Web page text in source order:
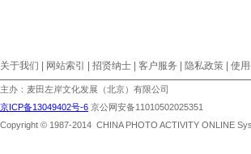
关于我们 | 网站索引 | 招贤纳士 | 客户服务 | 隐私政策 | 使
主办：麦田左岸文化发展（北京）有限公司
京ICP备13049402号-6 京公网安备11010502025351
Copyright © 1987-2014 CHINA PHOTO ACTIVITY ONLINE